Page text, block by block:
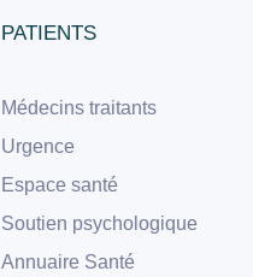
PATIENTS
Médecins traitants
Urgence
Espace santé
Soutien psychologique
Annuaire Santé